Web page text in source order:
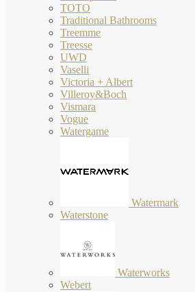
TOTO
Traditional Bathrooms
Treemme
Treesse
UWD
Vaselli
Victoria + Albert
Villeroy&Boch
Vismara
Vogue
Watergame
Watermark
Waterstone
Waterworks
Webert